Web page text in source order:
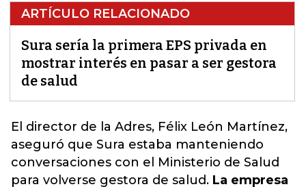
ARTÍCULO RELACIONADO
Sura sería la primera EPS privada en
mostrar interés en pasar a ser gestora
de salud
El director de la Adres, Félix León Martínez,
aseguró que Sura estaba manteniendo
conversaciones con el Ministerio de Salud
para volverse gestora de salud. La empresa